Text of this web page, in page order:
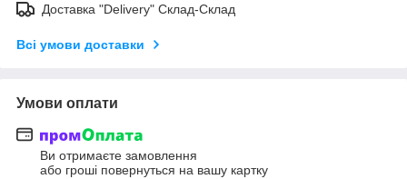
Доставка "Delivery" Склад-Склад
Всі умови доставки
Умови оплати
Ви отримаєте замовлення
або гроші повернуться на вашу картку